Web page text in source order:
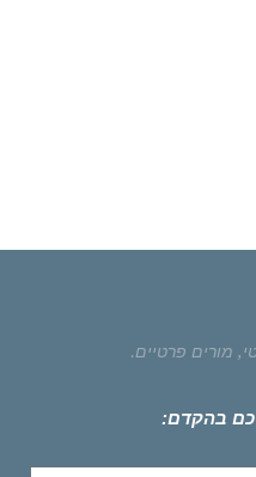
מורים פרטיים.
בהקדם: